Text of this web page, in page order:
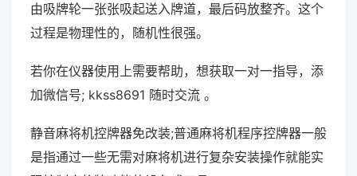
由吸牌轮一张张吸起送入牌道，最后码放整齐。这个
过程是物理性的，随机性很强。
若你在仪器使用上需要帮助，想获取一对一指导，添
加微信号; kkss8691 随时交流 。
静音麻将机控牌器免改装;普通麻将机程序控牌器一般
是指通过一些无需对麻将机进行复杂安装操作就能实